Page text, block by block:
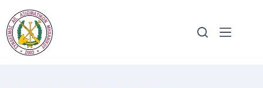
στο
περιεχόμενο